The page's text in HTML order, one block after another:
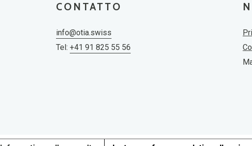
CONTATTO
info@otia.swiss
Tel: +41 91 825 55 56